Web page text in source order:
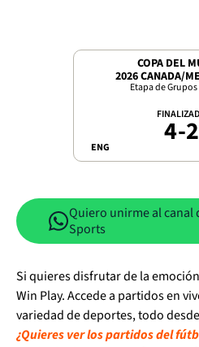
COPA DEL
2026 CANADA/
Etapa de Grupos
ENG 4-2
Quiero unirme al canal
Sports
Si quieres disfrutar de la
Win Play. Accede a partidos en
variedad de deportes, todo
¿Quieres ver los partidos del